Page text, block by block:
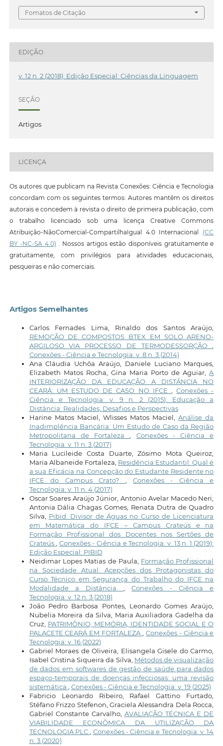
Fomatos de Citação
EDIÇÃO
v. 12 n. 2 (2018): Edição Especial: Ciências da Linguagem
SEÇÃO
Artigos
LICENÇA
Os autores que publicam na Revista Conexões: Ciência e Tecnologia
concordam com os seguintes termos: Autores mantêm os direitos
autorais e concedem à revista o direito de primeira publicação, com
o trabalho licenciado sob uma licença Creative Commons
Atribuição-NãoComercial-CompartilhaIgual 4.0 Internacional (CC
BY -NC-SA 4.0) . Nossos artigos estão disponíveis gratuitamente e
gratuitamente, com privilégios para atividades educacionais,
pesqueiras e não comerciais.
Artigos Semelhantes
Carlos Fernades Lima, Rinaldo dos Santos Araújo,
REMOÇÃO DE COMPOSTOS BTEX EM SOLO ARENO-
ARGILOSO VIA PROCESSO DE TERMODESSORÇÃO
Conexões - Ciência e Tecnologia: v. 8 n. 3 (2014)
Ana Cláudia Uchôa Araújo, Daniele Luciano Marques,
Elizabeth Matos Rocha, Gina Maria Porto de Aguiar,A
INTERIORIZAÇÃO DA EDUCAÇÃO A DISTÂNCIA NO
CEARÁ: UM ESTUDO DE CASO NO IFCE
,Conexões -
Ciência e Tecnologia: v. 9 n. 2 (2015): Educação a
Distância: Realidades, Desafios e Perspectivas
Harine Matos Maciel, Wlisses Matos Maciel,Análise da
Inadimplência Bancária: Um Estudo de Caso da Região
Metropolitana de Fortaleza
Conexões - Ciência e
Tecnologia: v. 11 n. 3 (2017)
Maria Lucileide Costa Duarte, Zósimo Mota Queiroz,
Maria Albaneide Fortaleza, Residência Estudantil: Qual é
a sua Eficácia na Concepção do Estudante Residente no
IFCE do Campus Crato?
Conexões - Ciência e
Tecnologia: v. 11 n. 4 (2017)
Oscar Soares Araújo Júnior, Antonio Avelar Macedo Neri,
Antonia Dália Chagas Gomes, Renata Dutra de Quadro
Silva, Pibid: Divisor de Águas no Curso de Licenciatura
em Matemática do IFCE – Campus Crateús e na
Formação Profissional dos Docentes nos Sertões de
Crateús
Conexões - Ciência e Tecnologia: v. 13 n. 1 (2019):
Edição Especial: PIBID
Neidimar Lopes Matias de Paula, Formação Profissional
na Sociedade Atual: Acepções dos Protagonistas do
Curso Técnico em Segurança do Trabalho do IFCE na
Modalidade a Distância
,Conexões - Ciência e
Tecnologia: v. 12 n. 3 (2018)
João Pedro Barbosa Pontes, Leonardo Gomes Araújo,
Nubelia Moreira da Silva, Maria Auxiliadora Gadelha da
Cruz, PATRIMÔNIO, MEMÓRIA, IDENTIDADE SOCIAL E O
PALACETE CEARÁ EM FORTALEZA
Conexões - Ciência e
Tecnologia: v. 16 (2022)
Gabriel Moraes de Oliveira, Elisangela Gisele do Carmo,
Isabel Cristina Siqueira da Silva, Métodos de visualização
de dados em softwares de gestão de saúde para dados
espaço-temporais de doenças infecciosas: uma revisão
sistemática
Conexões - Ciência e Tecnologia: v. 19 (2025)
Fabricio Leonardo Ribeiro, Rafael Gattino Furtado,
Stéfano Frizzo Stefenon, Graciela Alessandra Dela Rocca,
Gabriel Constante Carvalho, AVALIAÇÃO TÉCNICA E DE
VIABILIDADE ECONÔMICA DA UTILIZAÇÃO DA
TECNOLOGIA PLC
Conexões - Ciência e Tecnologia: v. 14
n. 3 (2020)